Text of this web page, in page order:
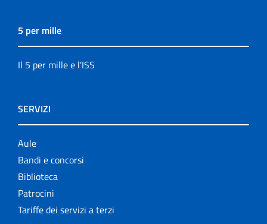
5 per mille
Il 5 per mille e l'ISS
SERVIZI
Aule
Bandi e concorsi
Biblioteca
Patrocini
Tariffe dei servizi a terzi